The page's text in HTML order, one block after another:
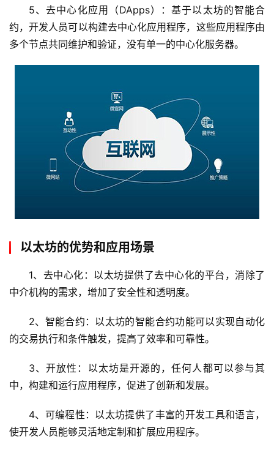
拟
教
C
服
务
5、去中心化应用（DApps）：基于以太坊的智能合
约，开发人员可以构建去中心化应用程序，这些应用程序由
多个节点共同维护和验证，没有单一的中心化服务器。
以太坊的优势和应用场景
1、去中心化：以太坊提供了去中心化的平台，消除了
中介机构的需求，增加了安全性和透明度。
2、智能合约：以太坊的智能合约功能可以实现自动化
的交易执行和条件触发，提高了效率和可靠性。
3、开放性：以太坊是开源的，任何人都可以参与其
中，构建和运行应用程序，促进了创新和发展。
4、可编程性：以太坊提供了丰富的开发工具和语言，
使开发人员能够灵活地定制和扩展应用程序。